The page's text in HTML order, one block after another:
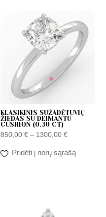
KLASIKINIS SUŽADĖTUVIŲ
ŽIEDAS SU DEIMANTU
CUSHION (0.30 CT)
850,00 € – 1300,00 €
range:
850,00 €
through
1300,00 €
Pridėti į norų sąrašą